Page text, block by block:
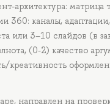
архитектура:
360: каналы,
или 3–10 слайдов (в
(0-2) качество
креативность
направлен на